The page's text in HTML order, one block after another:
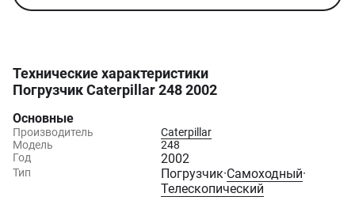
Технические характеристики
Погрузчик Caterpillar 248 2002
Основные
Производитель
Caterpillar
Модель
248
Год
2002
Тип Погрузчик·Самоходный·
Телескопический